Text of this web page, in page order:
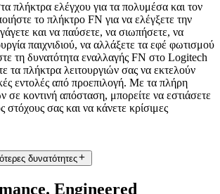
πλήκτρα ελέγχου για τα πολυμέσα και τον
το πλήκτρο FN για να ελέγξετε την
και να παύσετε, να σιωπήσετε, να
παιχνιδιού, να αλλάξετε τα εφέ φωτισμού
τη δυνατότητα εναλλαγής FN στο Logitech
τα πλήκτρα λειτουργιών σας να εκτελούν
εντολές από προεπιλογή. Με τα πλήρη
σε κοντινή απόσταση, μπορείτε να εστιάσετε
στόχους σας και να κάνετε κρίσιμες
δυνατότητες
Engineered